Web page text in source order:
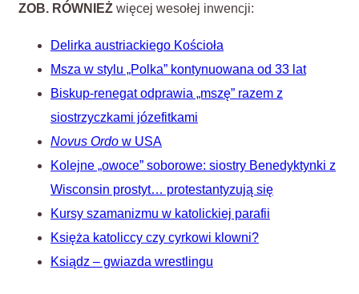
ZOB. RÓWNIEŻ więcej wesołej inwencji:
Delirka austriackiego Kościoła
Msza w stylu „Polka” kontynuowana od 33 lat
Biskup-renegat odprawia „mszę” razem z
siostrzyczkami józefitkami
Novus Ordo w USA
Kolejne „owoce” soborowe: siostry Benedyktynki z
Wisconsin prostyt… protestantyzują się
Kursy szamanizmu w katolickiej parafii
Księża katoliccy czy cyrkowi klowni?
Ksiądz – gwiazda wrestlingu